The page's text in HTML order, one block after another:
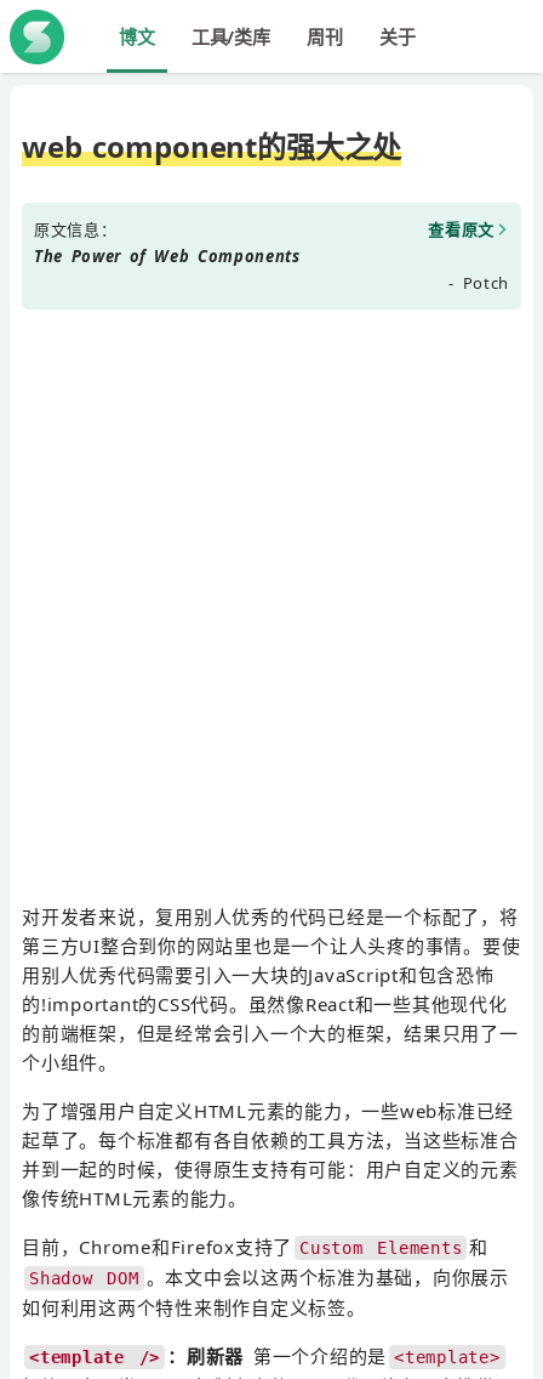
博文 工具/类库 周刊 关于
web component的强大之处
原文信息：
查看原文
The Power of Web Components
- Potch
对开发者来说，复用别人优秀的代码已经是一个标配了，将
第三方UI整合到你的网站里也是一个让人头疼的事情。要使
用别人优秀代码需要引入一大块的JavaScript和包含恐怖
的!important的CSS代码。虽然像React和一些其他现代化
的前端框架，但是经常会引入一个大的框架，结果只用了一
个小组件。
为了增强用户自定义HTML元素的能力，一些web标准已经
起草了。每个标准都有各自依赖的工具方法，当这些标准合
并到一起的时候，使得原生支持有可能：用户自定义的元素
像传统HTML元素的能力。
目前，Chrome和Firefox支持了
Custom Elements 和
Shadow DOM 。本文中会以这两个标准为基础，向你展示
如何利用这两个特性来制作自定义标签。
<template /> ：刷新器 第一个介绍的是 <template>